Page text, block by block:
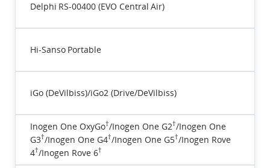
Delphi RS-00400 (EVO Central Air)
Hi-Sanso Portable
iGo (DeVilbiss)/iGo2 (Drive/DeVilbiss)
Inogen One OxyGo†/Inogen One G2†/Inogen One
G3†/Inogen One G4†/Inogen One G5†/Inogen Rove
4†/Inogen Rove 6†